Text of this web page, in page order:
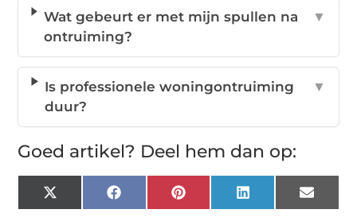
Wat gebeurt er met mijn spullen na
ontruiming?
▼
Is professionele woningontruiming
duur?
▼
Goed artikel? Deel hem dan op:
X
(Twitter)
FacebookPinterestLinkedInEmail